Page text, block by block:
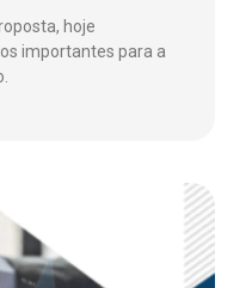
hoje
importantes para a